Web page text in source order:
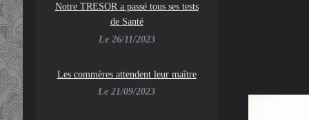
Notre TRESOR a passé tous ses tests
de Santé
Le 26/11/2023
Les commères attendent leur maître
Le 21/09/2023